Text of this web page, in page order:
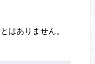
はありません。